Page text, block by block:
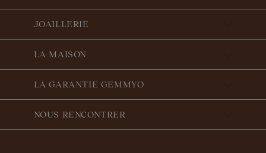
JOAILLERIE
LA MAISON
LA GARANTIE GEMMYO
NOUS RENCONTRER